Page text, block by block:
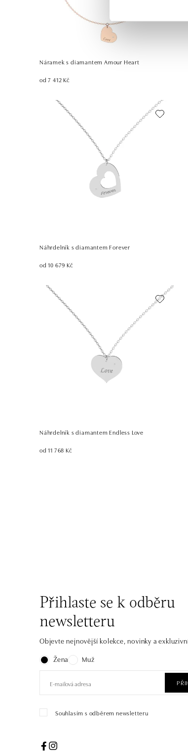
Náramek s diamantem Amour Heart
od 7 412 Kč
Náhrdelník s diamantem Forever
od 10 679 Kč
Náhrdelník s diamantem Endless Love
od 11 768 Kč
Přihlaste se k odběru
newsletteru
Objevte nejnovější kolekce, novinky a
Žena
Muž
Souhlasím s odběrem newsletteru